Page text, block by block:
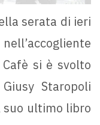
serata di ieri
si è svolto
Staropoli
suo ultimo libro